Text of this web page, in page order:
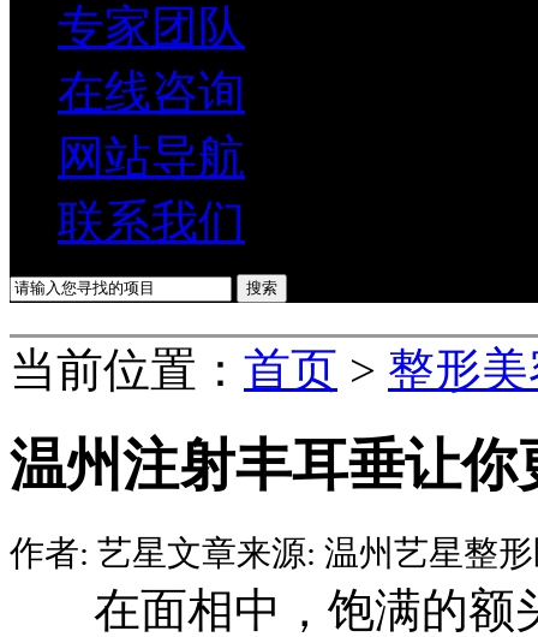
专家团队
在线咨询
网站导航
联系我们
当前位置： 首页 > 整形
温州注射丰耳垂让你
作者: 艺星文章来源: 温州艺星整
在面相中，饱满的额